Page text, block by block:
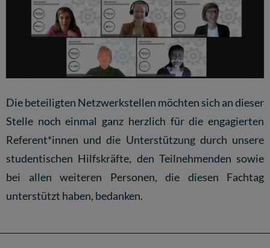
Die beteiligten Netzwerkstellen möchten sich an dieser
Stelle noch einmal ganz herzlich für die engagierten
Referent*innen und die Unterstützung durch unsere
studentischen Hilfskräfte, den Teilnehmenden sowie
bei allen weiteren Personen, die diesen Fachtag
unterstützt haben, bedanken.